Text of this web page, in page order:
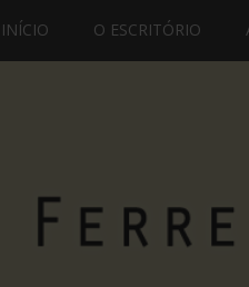
INÍCIO O ESCRITÓRIO